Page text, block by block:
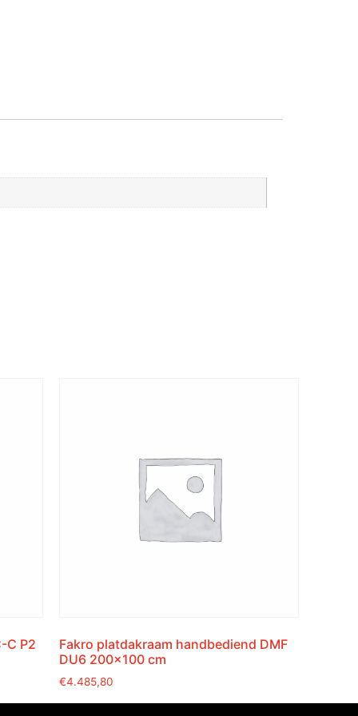
C P2
Fakro platdakraam handbediend DMF
DU6 200×100 cm
€4.485,80